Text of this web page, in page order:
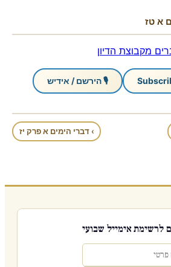
א טז
מקבוצת הדיון
🎙 הירשם / אידיש
› דברי הימים א פרק יז
לרשימת אימייל שבועי